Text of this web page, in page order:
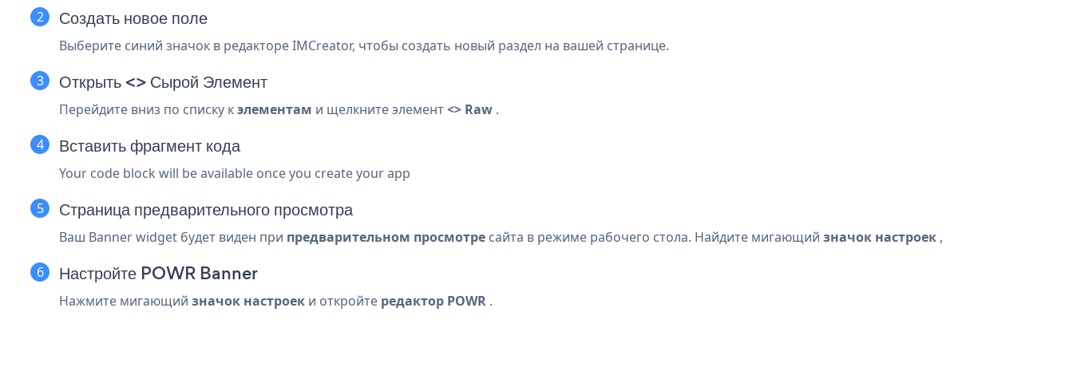
Создать новое поле
Выберите синий значок в редакторе IMCreator, чтобы создать новый раздел на вашей странице.
Открыть <> Сырой Элемент
Перейдите вниз по списку кэлементам и щелкните элемент<> Raw .
Вставить фрагмент кода
Your code block will be available once you create your app
Страница предварительного просмотра
Ваш Banner widget будет виден при предварительном просмотре сайта в режиме рабочего стола. Найдите мигающий значок настроек ,
Настройте POWR Banner
Нажмите мигающий значок настроек и откройте редактор POWR .